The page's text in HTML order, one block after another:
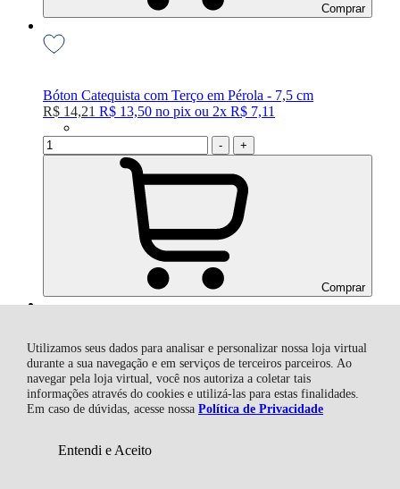
Utilizamos seus dados para analisar e personalizar nossa loja virtual
durante a sua navegação e em serviços de terceiros parceiros. Ao
navegar pela loja virtual, você nos autoriza a coletar tais
informações através do cookies e utilizá-las para estas finalidades.
Em caso de dúvidas, acesse nossa Política de Privacidade
Entendi e Aceito
Comprar
Bóton Catequista com Terço em Pérola - 7,5 cm
R$ 14,21 R$ 13,50 no pix ou 2x R$ 7,11
- +
Comprar
Boton Ostensório Dourado - G - 6,5cm
R$ 6,00 R$ 5,70nopix